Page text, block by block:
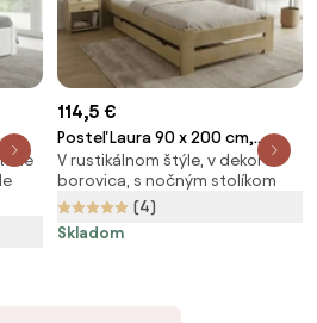
114,5 €
Posteľ Laura 90 x 200 cm,
borovica Rošt: S lamelovým
roštom, Matrac: Bez matraca
V rustikálnom štýle, v dekore
borovica, s nočným stolíkom
(4)
Skladom